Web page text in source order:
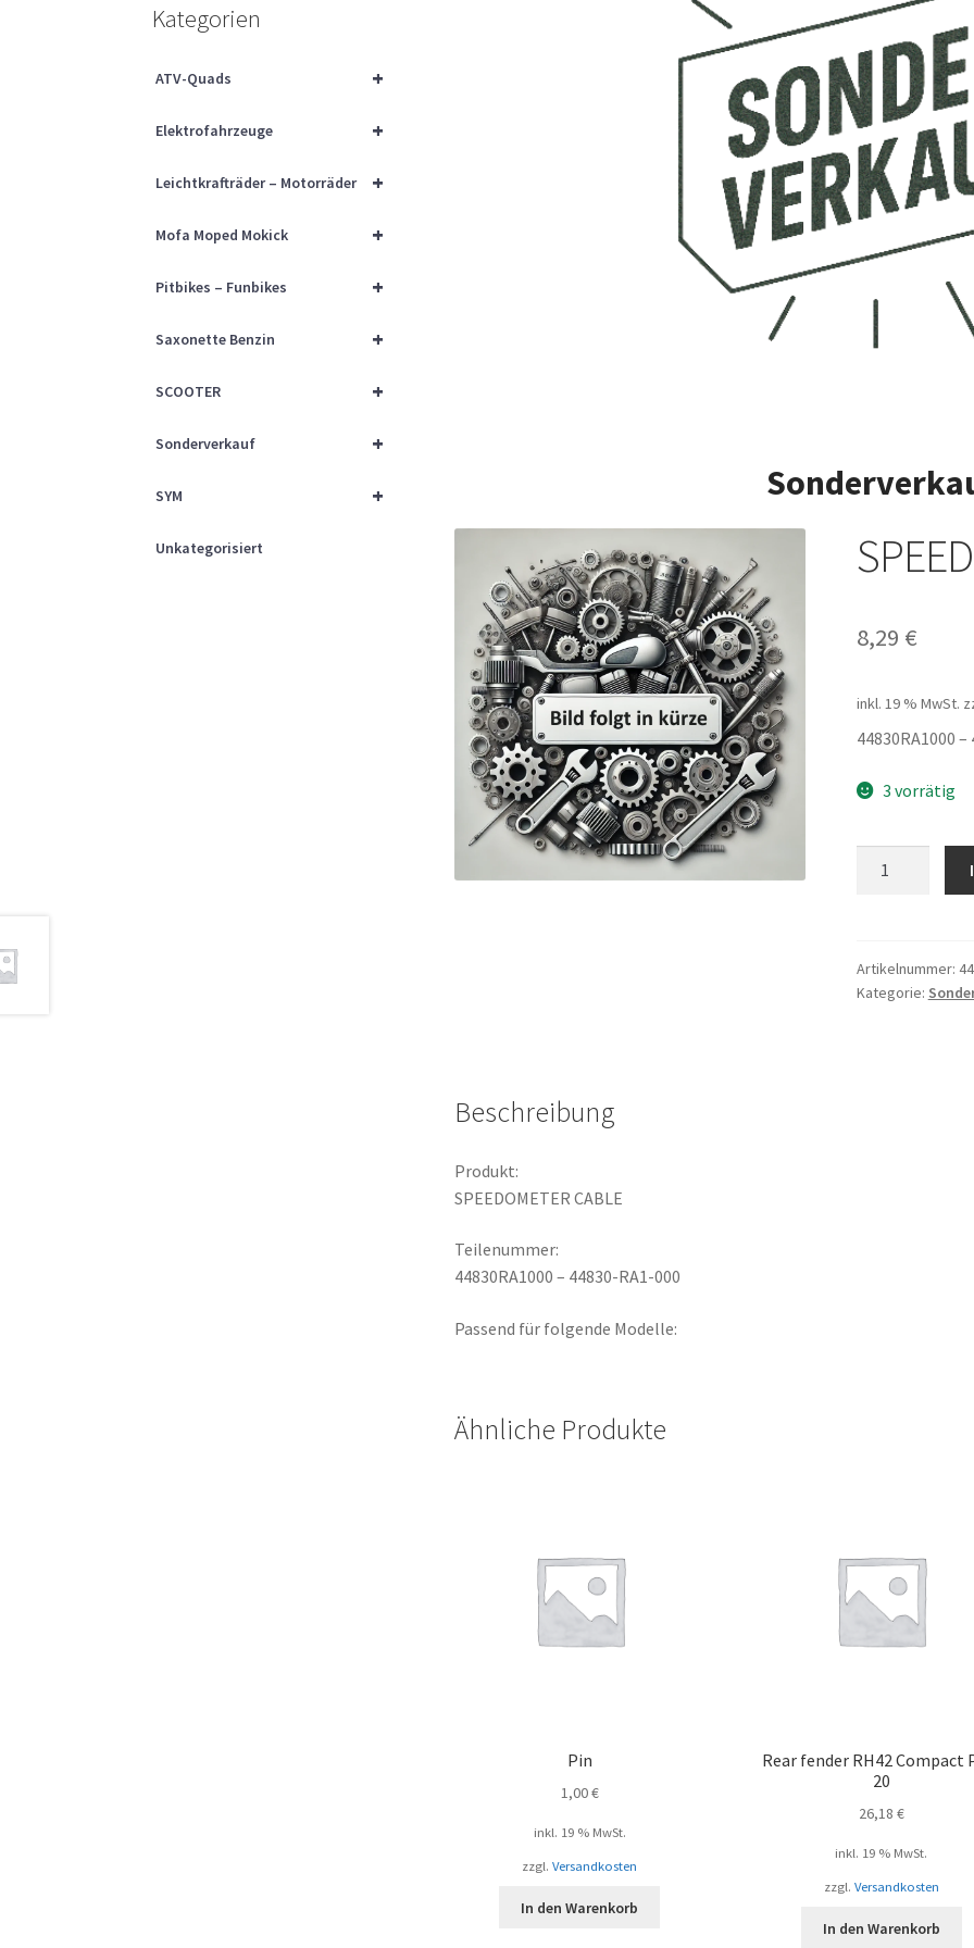
8,29 €
inkl. 19 % MwSt.
44830RA1000
3 vorrätig
Artikelnummer:
Kategorie:
Beschreibung
Produkt:
SPEEDOMETER CABLE
Teilenummer:
44830RA1000 – 44830-RA1-000
Passend für folgende Modelle:
Ähnliche Produkte
Pin
1,00€
inkl. 19 % MwSt.
zzgl.Versandkosten
In den Warenkorb
Rear fender RH42 Compact
20
26,18 €
inkl. 19 % MwSt.
zzgl. Versandkosten
In den Warenkorb
Kategorien
+
ATV-Quads
+
Elektrofahrzeuge
+
Leichtkrafträder – Motorräder
+
Mofa Moped Mokick
+
Pitbikes – Funbikes
+
Saxonette Benzin
+
SCOOTER
+
Sonderverkauf
+
SYM
Unkategorisiert